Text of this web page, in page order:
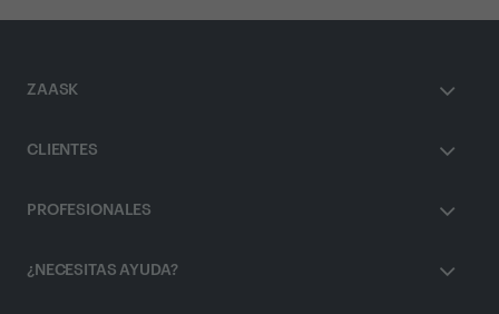
ZAASK
CLIENTES
PROFESIONALES
¿NECESITAS AYUDA?